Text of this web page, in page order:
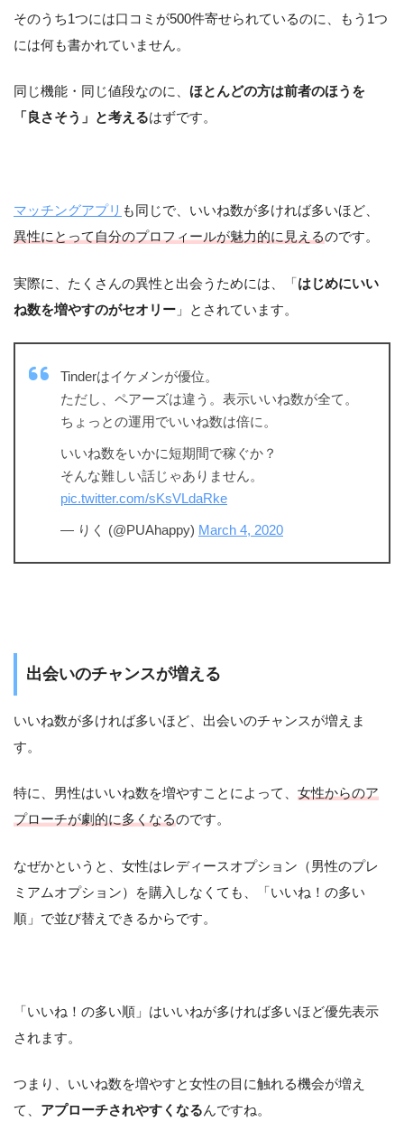
そのうち1つには口コミが500件寄せられているのに、もう1つ
には何も書かれていません。
同じ機能・同じ値段なのに、 ほとんどの方は前者のほうを
「良さそう」と考えるはずです。
マッチングアプリ も同じで、いいね数が多ければ多いほど、
異性にとって自分のプロフィールが魅力的に見えるのです。
実際に、たくさんの異性と出会うためには、「はじめにいい
ね数を増やすのがセオリー 」とされています。
Tinderはイケメンが優位。
ただし、ペアーズは違う。表示いいね数が全て。
ちょっとの運用でいいね数は倍に。
いいね数をいかに短期間で稼ぐか？
そんな難しい話じゃありません。
pic.twitter.com/sKsVLdaRke
— りく (@PUAhappy) March 4, 2020
出会いのチャンスが増える
いいね数が多ければ多いほど、出会いのチャンスが増えま
す。
特に、男性はいいね数を増やすことによって、 女性からのア
プローチが劇的に多くなるのです。
なぜかというと、女性はレディースオプション（男性のプレ
ミアムオプション）を購入しなくても、「いいね！の多い
順」で並び替えできるからです。
「いいね！の多い順」はいいねが多ければ多いほど優先表示
されます。
つまり、いいね数を増やすと女性の目に触れる機会が増え
て、 アプローチされやすくなるんですね。